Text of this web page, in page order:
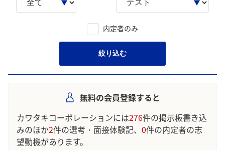
内定者のみ
絞り込む
無料の会員登録すると
カワタキコーポレーションには276件の掲示板書き込
みのほか2件の選考・面接体験記、 0件の内定者の志
望動機があります。